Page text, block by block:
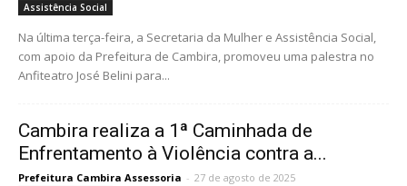
Assistência Social
Na última terça-feira, a Secretaria da Mulher e Assistência Social,
com apoio da Prefeitura de Cambira, promoveu uma palestra no
Anfiteatro José Belini para...
Cambira realiza a 1ª Caminhada de
Enfrentamento à Violência contra a...
Prefeitura Cambira Assessoria - 27 de agosto de 2025